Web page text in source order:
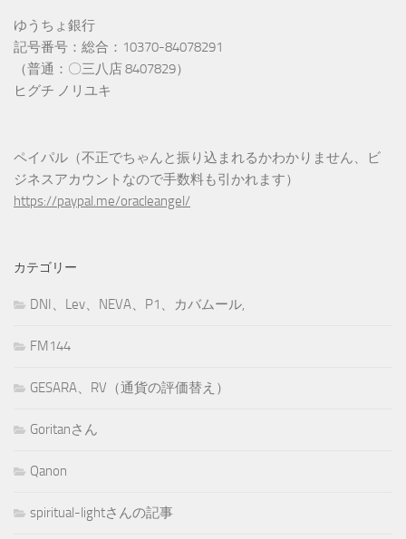
ゆうちょ銀行
記号番号：総合：10370-84078291
（普通：〇三八店 8407829）
ヒグチ ノリユキ
ペイパル（不正でちゃんと振り込まれるかわかりません、ビ
ジネスアカウントなので手数料も引かれます）
https://paypal.me/oracleangel/
カテゴリー
DNI、Lev、NEVA、P1、カバムール,
FM144
GESARA、RV（通貨の評価替え）
Goritanさん
Qanon
spiritual-lightさんの記事